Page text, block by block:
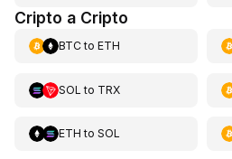
Cripto a Cripto
BTCto ETH
SOL to TRX
ETH to SOL